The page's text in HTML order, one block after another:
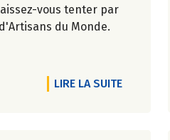
vous tenter par
du Monde.
LIRE LA SUITEDE